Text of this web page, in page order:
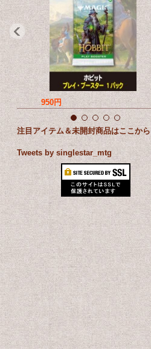
950円
注目アイテム＆未開封商品はここから
Tweets by singlestar_mtg